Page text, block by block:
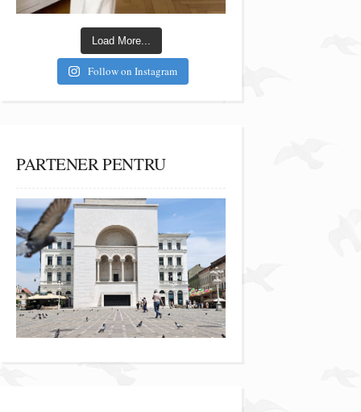
Load More...
Follow on Instagram
PARTENER PENTRU